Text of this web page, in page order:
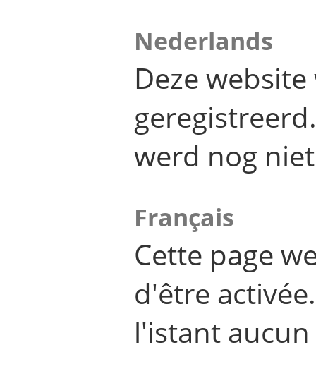
Nederlands
Deze
werd nog
Français
Cette page
d'être
l'istant